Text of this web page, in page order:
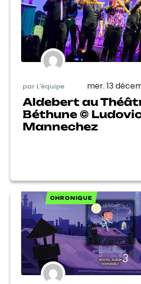
par L'équipe mer. 13
Aldebert au
Béthune ©
Mannechez
CHRONIQUE